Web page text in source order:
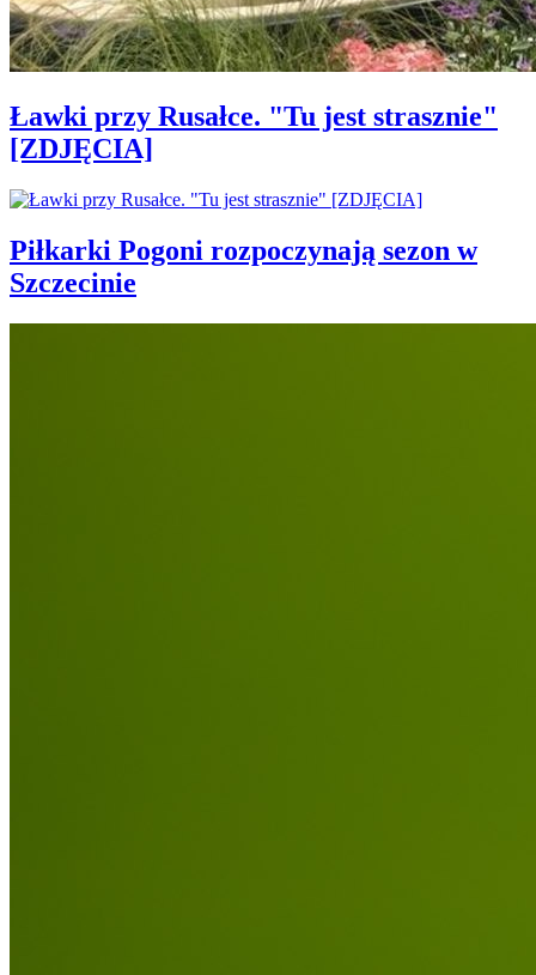
Ławki przy Rusałce. "Tu jest strasznie"
[ZDJĘCIA]
Piłkarki Pogoni rozpoczynają sezon w
Szczecinie